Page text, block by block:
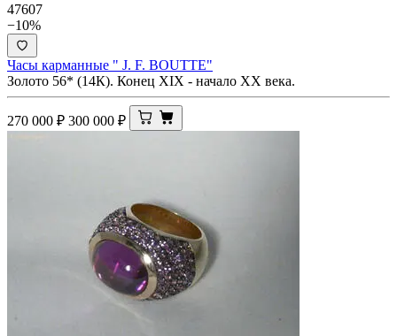
47607
−10%
Часы карманные " J. F. BOUTTE"
Золото 56* (14К). Конец XIX - начало ХХ века.
270 000 ₽ 300 000 ₽